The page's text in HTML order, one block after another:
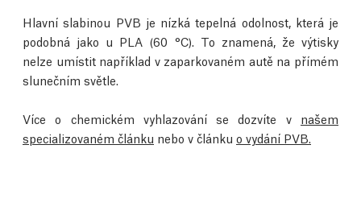
Hlavní slabinou PVB je nízká tepelná odolnost, která je
podobná jako u PLA (60 °C). To znamená, že výtisky
nelze umístit například v zaparkovaném autě na přímém
slunečním světle.
Více o chemickém vyhlazování se dozvíte v našem
specializovaném článku nebo v článku o vydání PVB.